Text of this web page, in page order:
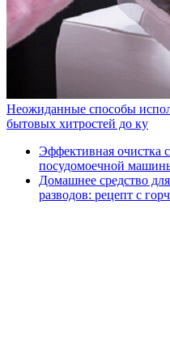
Неожиданные способы
бытовых хитростей до ку
Эффективная очистка
посудомоечной
Домашнее средство
разводов: рецепт с